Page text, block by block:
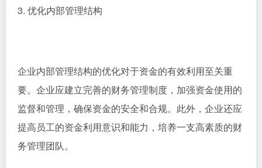
3. 优化内部管理结构